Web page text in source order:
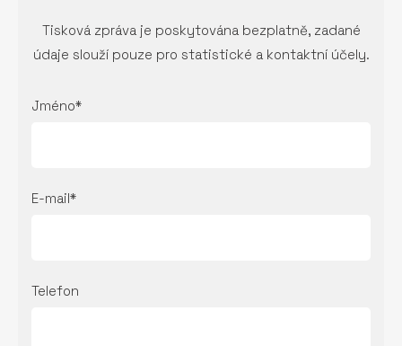
Tisková zpráva je poskytována bezplatně, zadané
údaje slouží pouze pro statistické a kontaktní účely.
Jméno*
E-mail*
Telefon